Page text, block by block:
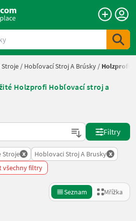
Stroje / Hobľovací Stroj A Brúsky / Holzprofi
Holzprofi Hobľovací stroj a
Landwirt.com
Filtry
Stroje x Hoblovaci Stroj A Brusky x
všechny filtry
Seznam Mřížka